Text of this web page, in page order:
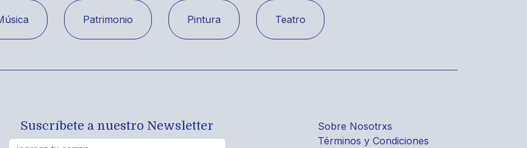
Patrimonio Pintura Teatro
Suscríbete a nuestro Newsletter
Sobre Nosotrxs
Términos y Condiciones